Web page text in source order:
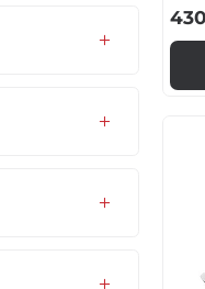
Для захисників
430